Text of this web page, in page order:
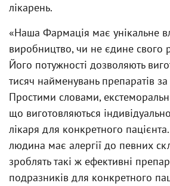
лікарень.
«Наша Фармація має унікальне
виробництво, чи не єдине свого
Його потужності дозволяють
тисяч найменувань препаратів
Простими словами,
що виготовляються
лікаря для конкретного
людина має алергії до певних
зроблять такі ж ефективні
подразників для конкретного